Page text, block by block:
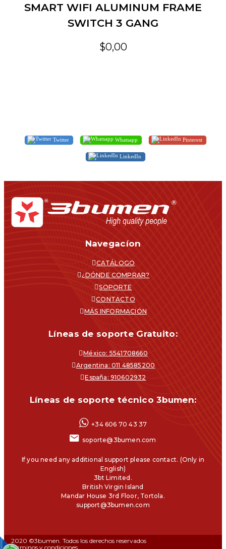
SMART WIFI ALUMINUM FRAME
SWITCH 3 GANG
$0,00
Twitter Whatsapp Pinterest
LinkedIn
Navegacíon
CATÁLOGO
¿DÓNDE COMPRAR?
SOPORTE
CONTACTO
MÁS INFORMACIÓN
Líneas de soporte Gratuito:
México: 5541708660
Argentina: 011 48585200
España: 910602932
Líneas de soporte técnico 3bumen:
+34 606 70 43 37
soporte@3bumen.com
If you need any additional support please contact. (Only in
English)
3bt Limited.
British Virgin Island
Mandar House 3rd Floor, Tortola.
support@3bumen.com
2020 ©3bumen. Todos los derechos reservados
Términos y condiciones